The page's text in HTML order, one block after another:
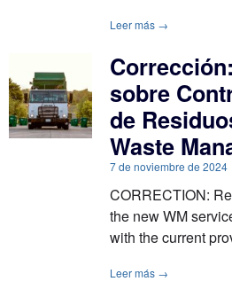
Leer más →
sobre
de
Waste
7 de noviembre de 2024
CORRECTION:
the new WM
with the current
Leer más →